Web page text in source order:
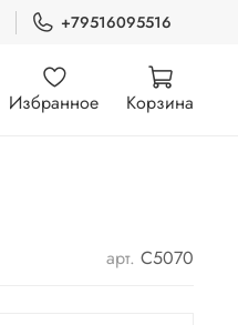
+79516095516
Избранное Корзина
арт. C5070